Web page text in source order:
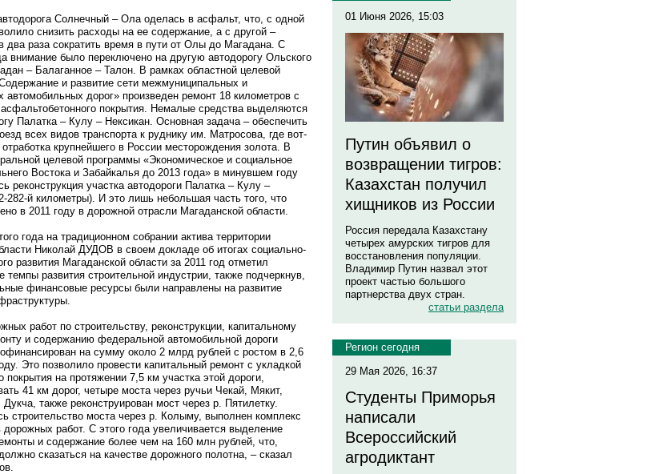
Солнечный – Ола оделась в асфальт, что, с одной
снизить расходы на ее содержание, а с другой –
два раза сократить время в пути от Олы до Магадана. С
внимание было переключено на другую автодорогу Ольского
– Балаганное – Талон. В рамках областной целевой
и развитие сети межмуниципальных и
автомобильных дорог» произведен ремонт 18 километров с
покрытия. Немалые средства выделяются
Палатка – Кулу – Нексикан. Основная задача – обеспечить
всех видов транспорта к руднику им. Матросова, где вот-
отработка крупнейшего в России месторождения золота. В
целевой программы «Экономическое и социальное
Востока и Забайкалья до 2013 года» в минувшем году
реконструкция участка автодороги Палатка – Кулу –
282-й километры). И это лишь небольшая часть того, что
в 2011 году в дорожной отрасли Магаданской области.
года на традиционном собрании актива территории
Николай ДУДОВ в своем докладе об итогах социально-
развития Магаданской области за 2011 год отметил
развития строительной индустрии, также подчеркнув,
финансовые ресурсы были направлены на развитие
работ по строительству, реконструкции, капитальному
и содержанию федеральной автомобильной дороги
на сумму около 2 млрд рублей с ростом в 2,6
Это позволило провести капитальный ремонт с укладкой
покрытия на протяжении 7,5 км участка этой дороги,
41 км дорог, четыре моста через ручьи Чекай, Мякит,
также реконструирован мост через р. Пятилетку.
строительство моста через р. Колыму, выполнен комплекс
дорожных работ. С этого года увеличивается выделение
и содержание более чем на 160 млн рублей, что,
сказаться на качестве дорожного полотна, – сказал
01 Июня 2026, 15:03
Путин объявил о
возвращении тигров:
Казахстан получил
хищников из России
Россия передала Казахстану
четырех амурских тигров для
восстановления популяции.
Владимир Путин назвал этот
проект частью большого
партнерства двух стран.
статьи раздела
Регион сегодня
29 Мая 2026, 16:37
Студенты Приморья
написали
Всероссийский
агродиктант